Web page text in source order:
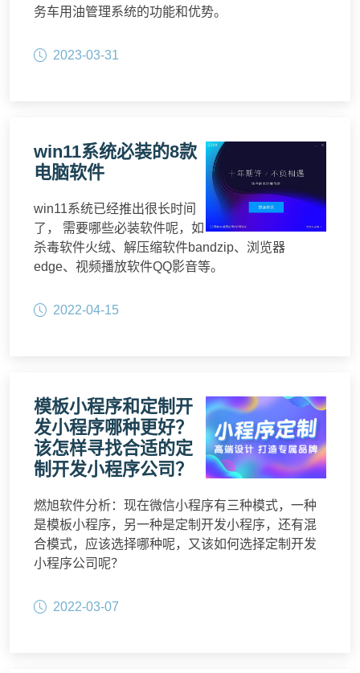
务车用油管理系统的功能和优势。
2023-03-31
win11系统必装的8款
电脑软件
win11系统已经推出很长时间
了， 需要哪些必装软件呢，如
杀毒软件火绒、解压缩软件bandzip、浏览器
edge、视频播放软件QQ影音等。
2022-04-15
模板小程序和定制开
发小程序哪种更好？
该怎样寻找合适的定
制开发小程序公司？
燃旭软件分析：现在微信小程序有三种模式，一种
是模板小程序，另一种是定制开发小程序，还有混
合模式，应该选择哪种呢，又该如何选择定制开发
小程序公司呢？
2022-03-07